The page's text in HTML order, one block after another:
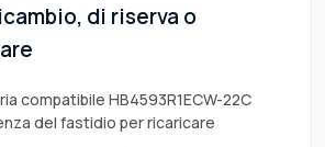
di riserva o
compatibile HB4593R1ECW-22C
del fastidio per ricaricare